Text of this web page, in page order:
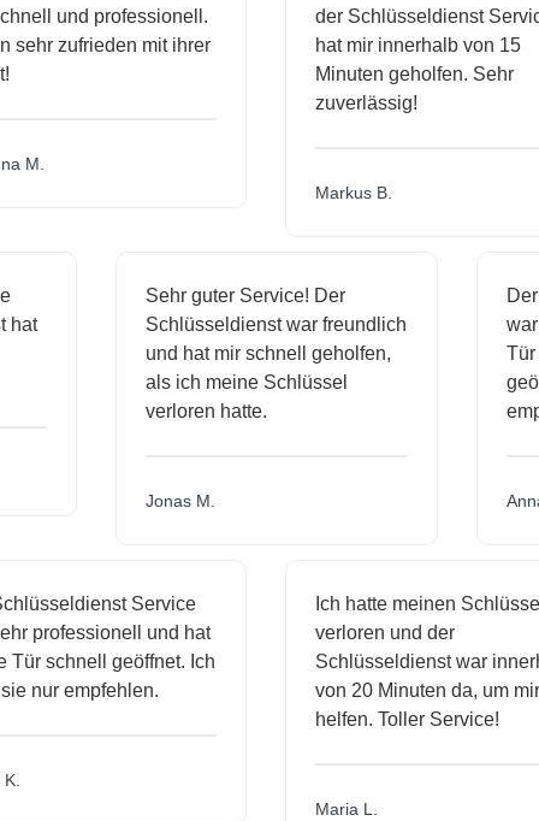
und professionell.
zufrieden mit ihrer
M.
der Schlüsseldienst
hat mir innerhalb von 15
Minuten geholfen. Sehr
zuverlässig!
Markus B.
hat
Sehr guter Service! Der
Schlüsseldienst war freundlich
und hat mir schnell geholfen,
als ich meine Schlüssel
verloren hatte.
Jonas M.
Service
professionell und hat
schnell geöffnet. Ich
nur empfehlen.
Ich hatte meinen Schlüssel
verloren und der
Schlüsseldienst war
von 20 Minuten da, um mir
helfen. Toller Service!
Maria L.